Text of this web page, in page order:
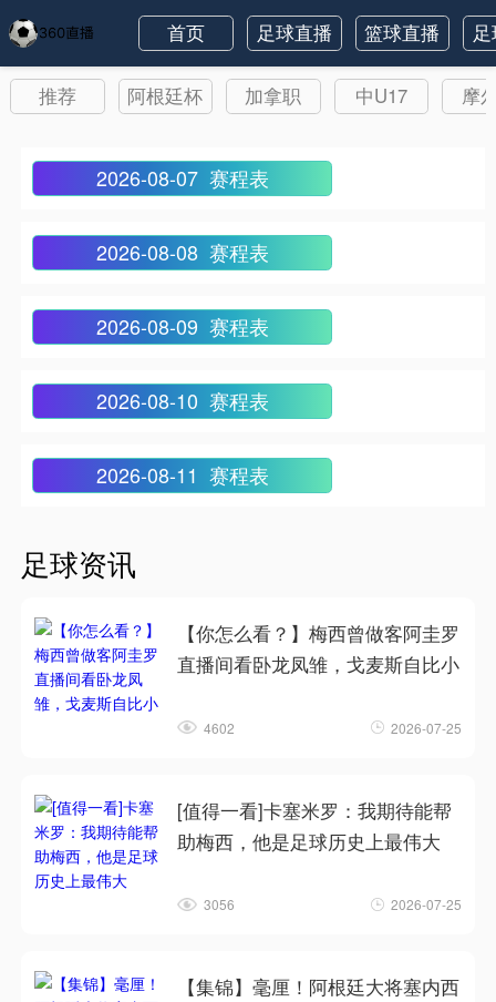
首页 足球直播 篮球直播
推荐 阿根廷杯 加拿职 中U17 摩
2026-08-07 赛程表
2026-08-08 赛程表
2026-08-09 赛程表
2026-08-10 赛程表
2026-08-11 赛程表
足球资讯
【你怎么看？】梅西曾做客阿圭罗
直播间看卧龙凤雏，戈麦斯自比小
4602 2026-07-25
[值得一看]卡塞米罗：我期待能帮
助梅西，他是足球历史上最伟大
3056 2026-07-25
【集锦】毫厘！阿根廷大将塞内西